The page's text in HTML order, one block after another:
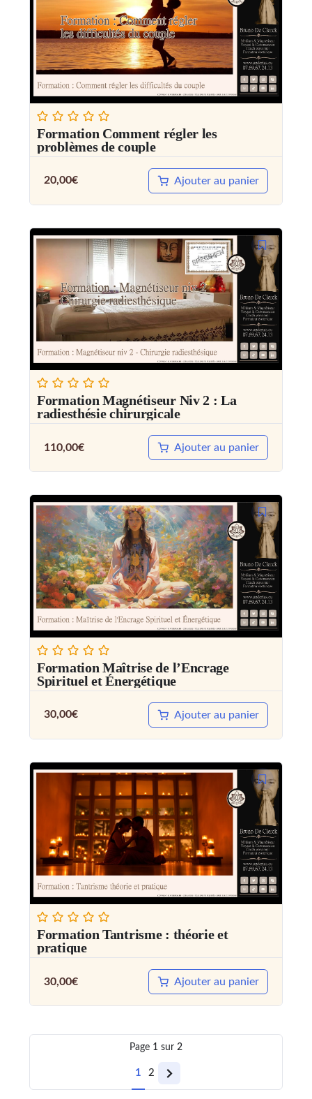
Formation Comment régler les
problèmes de couple
20,00€ Ajouter au panier
Formation Magnétiseur Niv 2 : La
radiesthésie chirurgicale
110,00€ Ajouter au panier
Formation Maîtrise de l’Encrage
Spirituel et Énergétique
30,00€ Ajouter au panier
Formation Tantrisme : théorie et
pratique
30,00€ Ajouter au panier
Page 1 sur 2
1 2
Next